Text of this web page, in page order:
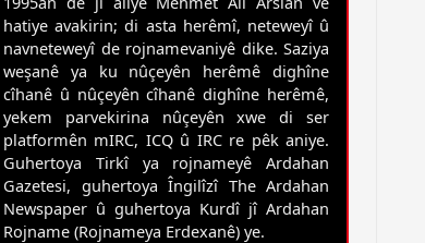
hatiye avakirin; di asta herêmî, neteweyî û
navneteweyî de rojnamevaniyê dike. Saziya
weşanê ya ku nûçeyên herêmê dighîne
cîhanê û nûçeyên cîhanê dighîne herêmê,
yekem parvekirina nûçeyên xwe di ser
platformên mIRC, ICQ û IRC re pêk aniye.
Guhertoya Tirkî ya rojnameyê Ardahan
Gazetesi, guhertoya Îngilîzî The Ardahan
Newspaper û guhertoya Kurdî jî Ardahan
Rojname (Rojnameya Erdexanê) ye.